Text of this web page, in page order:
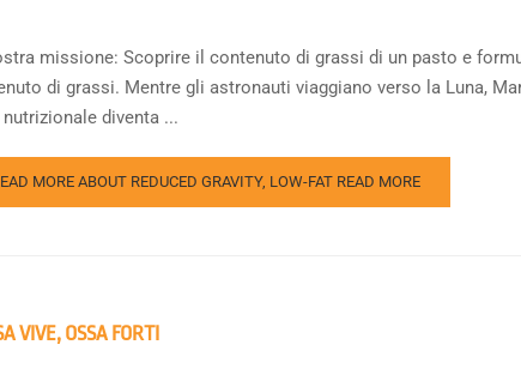
missione: Scoprire il contenuto di grassi di un pasto e
di grassi. Mentre gli astronauti viaggiano verso la Luna,
diventa ...
MORE ABOUT REDUCED GRAVITY, LOW-FAT READ MORE
VIVE, OSSA FORTI